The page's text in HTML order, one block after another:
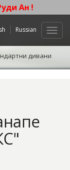
Ан !
Russian
дивани